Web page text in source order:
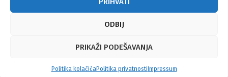
ODBIJ
PRIKAŽI PODEŠAVANJA
Politika kolačićaPolitika privatnosti Impressum
© Vijeće bošnjačke nacionalne manjine Grada Zagreba 2026